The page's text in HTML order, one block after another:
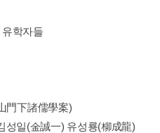
학자들
門下諸儒學案)
성일(金誠一) 유성룡(柳成龍)